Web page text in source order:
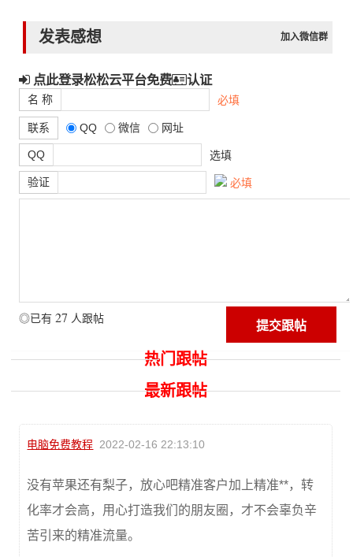
发表感想 加入微信群
点此登录松松云平台免费 认证
名 称 必填
联系 QQ 微信 网址
QQ 选填
验证 必填
◎已有 27 人跟帖
热门跟帖
最新跟帖
电脑免费教程 2022-02-16 22:13:10
没有苹果还有梨子，放心吧精准客户加上精准**，转
化率才会高，用心打造我们的朋友圈，才不会辜负辛
苦引来的精准流量。